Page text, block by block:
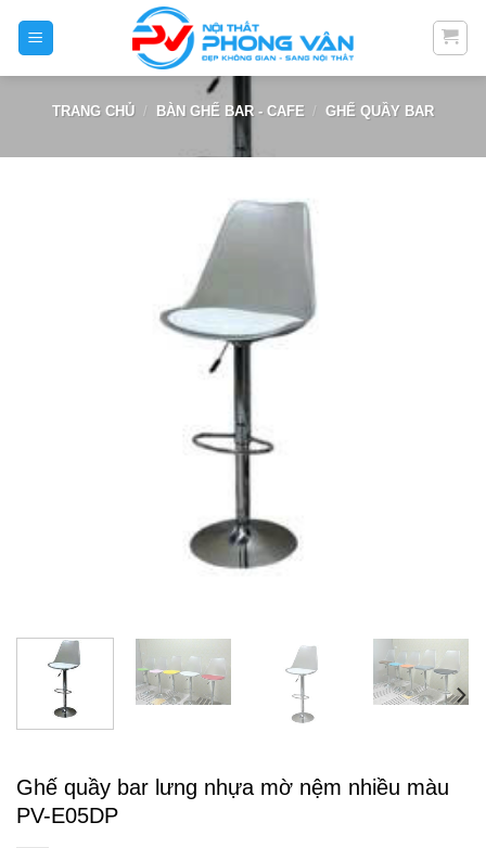
TRANG CHỦ / BÀN GHẾ BAR - CAFE / GHẾ QUẦY BAR
Ghế quầy bar lưng nhựa mờ nệm nhiều màu
PV-E05DP